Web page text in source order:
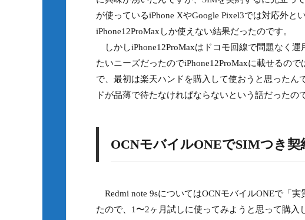
が使っているiPhone XやGoogle Pixel3では対応外
iPhone12ProMaxしか使えない結果だったのです。
しかしiPhone12ProMaxはドコモ回線で問題なく
たいニーズだったのでiPhone12ProMaxに載せるの
で、最初は楽天ハンドを購入して使おうと思った
ドが品薄で待たなければならないという話だったの
OCNモバイルONEでSIMつき
Redmi note 9sについてはOCNモバイルONEで「
たので、1〜2ヶ月試しに使ってみようと思って購